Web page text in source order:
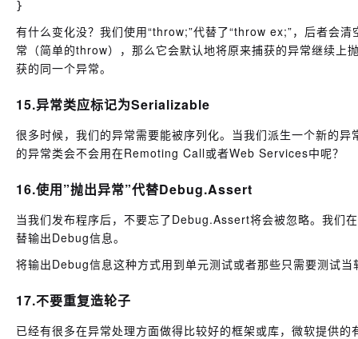
有什么变化没？我们使用“throw;”代替了“throw ex;”，后者会
常（简单的throw），那么它会默认地将原来捕获的异常继续
获的同一个异常。
15.异常类应标记为Serializable
很多时候，我们的异常需要能被序列化。当我们派生一个新的
的异常类会不会用在Remoting Call或者Web Services中呢？
16.使用”抛出异常”代替Debug.Assert
当我们发布程序后，不要忘了Debug.Assert将会被忽略。我们
替输出Debug信息。
将输出Debug信息这种方式用到单元测试或者那些只需要测试
17.不要重复造轮子
已经有很多在异常处理方面做得比较好的框架或库，微软提供的